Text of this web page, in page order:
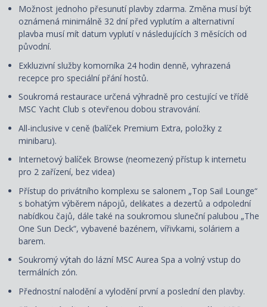
Možnost jednoho přesunutí plavby zdarma. Změna musí být
oznámená minimálně 32 dní před vyplutím a alternativní
plavba musí mít datum vyplutí v následujících 3 měsících od
původní.
Exkluzivní služby komorníka 24 hodin denně, vyhrazená
recepce pro speciální přání hostů.
Soukromá restaurace určená výhradně pro cestující ve třídě
MSC Yacht Club s otevřenou dobou stravování.
All-inclusive v ceně (balíček Premium Extra, položky z
minibaru).
Internetový balíček Browse (neomezený přístup k internetu
pro 2 zařízení, bez videa)
Přístup do privátního komplexu se salonem „Top Sail Lounge“
s bohatým výběrem nápojů, delikates a dezertů a odpolední
nabídkou čajů, dále také na soukromou sluneční palubou „The
One Sun Deck“, vybavené bazénem, vířivkami, soláriem a
barem.
Soukromý výtah do lázní MSC Aurea Spa a volný vstup do
termálních zón.
Přednostní nalodění a vylodění první a poslední den plavby.